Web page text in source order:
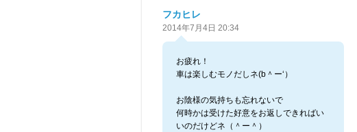
フカヒレ
2014年7月4日 20:34
お疲れ！
車は楽しむモノだしネ(b＾ー‘）
お陰様の気持ちも忘れないで
何時かは受けた好意をお返しできればい
いのだけどネ（＾ー＾）